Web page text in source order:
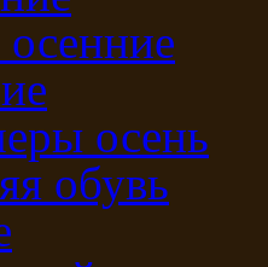
осень
обувь